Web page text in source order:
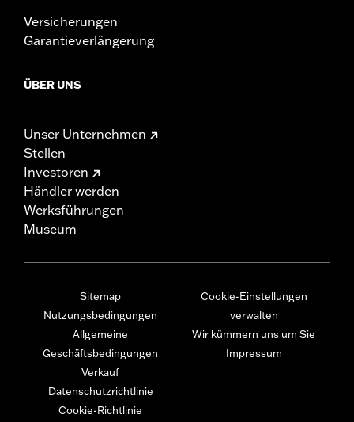
Versicherungen
Garantieverlängerung
ÜBER UNS
Unser Unternehmen
Stellen
Investoren
Händler werden
Werksführungen
Museum
Sitemap
Nutzungsbedingungen
Allgemeine
Geschäftsbedingungen
Verkauf
Datenschutzrichtlinie
Cookie-Richtlinie
Cookie-Einstellungen
verwalten
Wir kümmern uns um Sie
Impressum